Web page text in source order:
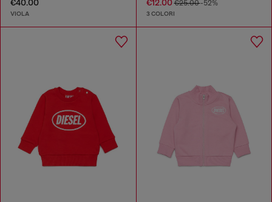
€40.00
VIOLA
€12.00€25.00-52%
3 COLORI